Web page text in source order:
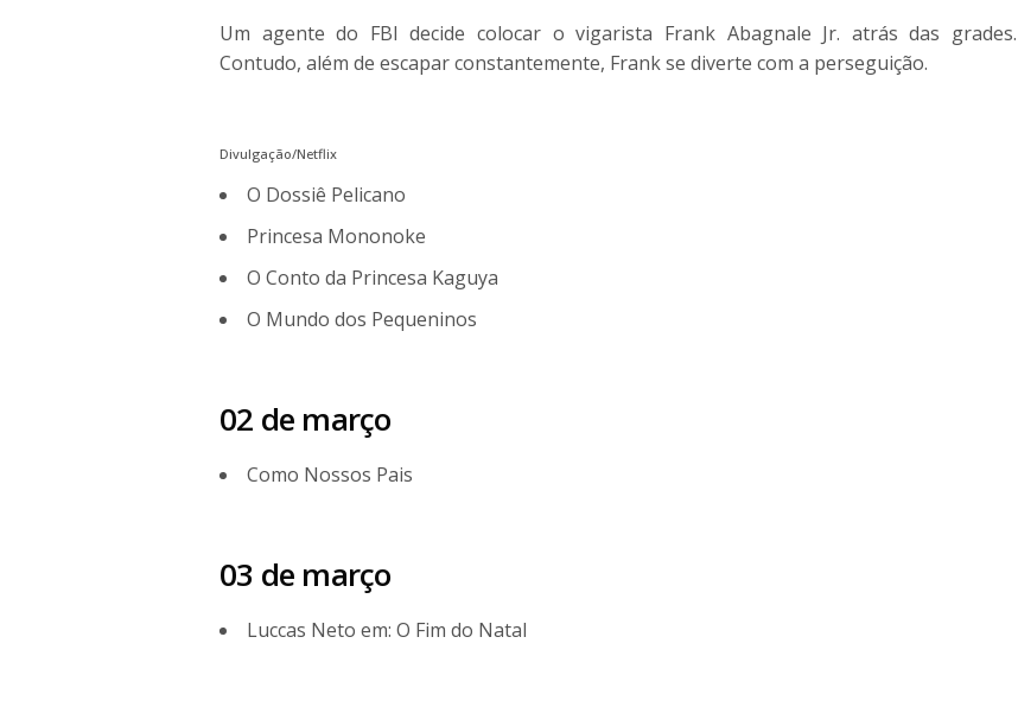
Um agente do FBI decide colocar o vigarista Frank Abagnale Jr. atrás das grades.
Contudo, além de escapar constantemente, Frank se diverte com a perseguição.
Divulgação/Netflix
O Dossiê Pelicano
Princesa Mononoke
O Conto da Princesa Kaguya
O Mundo dos Pequeninos
02 de março
Como Nossos Pais
03 de março
Luccas Neto em: O Fim do Natal